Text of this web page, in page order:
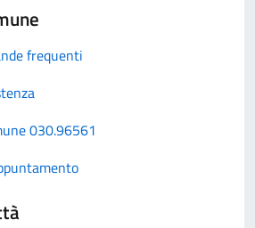
frequenti
030.96561